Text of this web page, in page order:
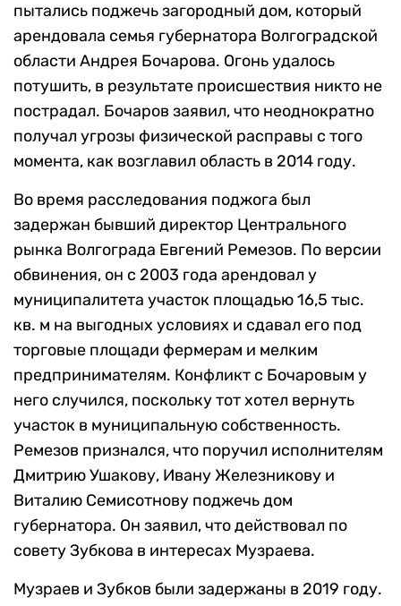
пытались поджечь загородный дом, который
арендовала семья губернатора Волгоградской
области Андрея Бочарова. Огонь удалось
потушить, в результате происшествия никто не
пострадал. Бочаров заявил, что неоднократно
получал угрозы физической расправы с того
момента, как возглавил область в 2014 году.
Во время расследования поджога был
задержан бывший директор Центрального
рынка Волгограда Евгений Ремезов. По версии
обвинения, он с 2003 года арендовал у
муниципалитета участок площадью 16,5 тыс.
кв. м на выгодных условиях и сдавал его под
торговые площади фермерам и мелким
предпринимателям. Конфликт с Бочаровым у
него случился, поскольку тот хотел вернуть
участок в муниципальную собственность.
Ремезов признался, что поручил исполнителям
Дмитрию Ушакову, Ивану Железникову и
Виталию Семисотнову поджечь дом
губернатора. Он заявил, что действовал по
совету Зубкова в интересах Музраева.
Музраев и Зубков были задержаны в 2019 году.